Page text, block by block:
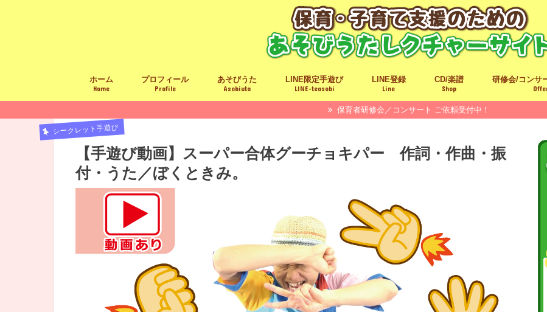
ホーム
Home
プロフィール
Profile
あそびうた
Asobiuta
LINE限定手遊び
LINE-teasobi
LINE登録
Line
CD/楽譜
Shop
研修会/コンサ
保育者研修会／コンサート ご依頼受付中！
シークレット手遊び
【手遊び動画】スーパー合体グーチョキパー 作詞・作曲・振
付・うた／ぼくときみ。